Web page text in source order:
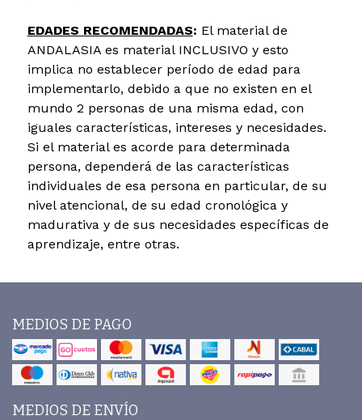
EDADES RECOMENDADAS: ​El material de
ANDALASIA es material INCLUSIVO y esto
implica no establecer período de edad para
implementarlo, debido a que no existen en el
mundo 2 personas de una misma edad, con
iguales características, intereses y necesidades.
Si el material es acorde para determinada
persona, dependerá de las características
individuales de esa persona en particular, de su
nivel atencional, de su edad cronológica y
madurativa y de sus necesidades específicas de
aprendizaje, entre otras.
MEDIOS DE PAGO
MEDIOS DE ENVÍO